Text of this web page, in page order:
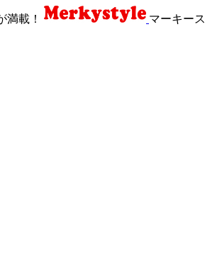
満載！
マーキース